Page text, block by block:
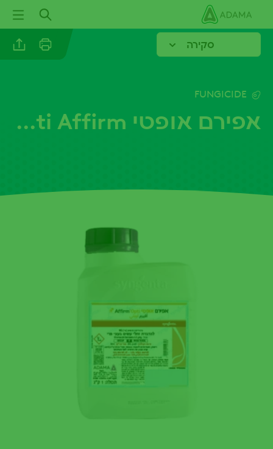
לתוכן
העיקרי
סקירה
Email
FUNGICIDE
אפירם אופטי Opti Affirm